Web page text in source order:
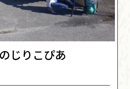
じりこぴあ